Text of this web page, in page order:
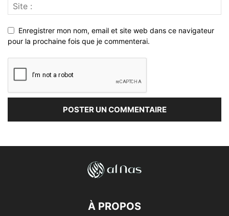
Enregistrer mon nom, email et site web dans ce navigateur
pour la prochaine fois que je commenterai.
À PROPOS